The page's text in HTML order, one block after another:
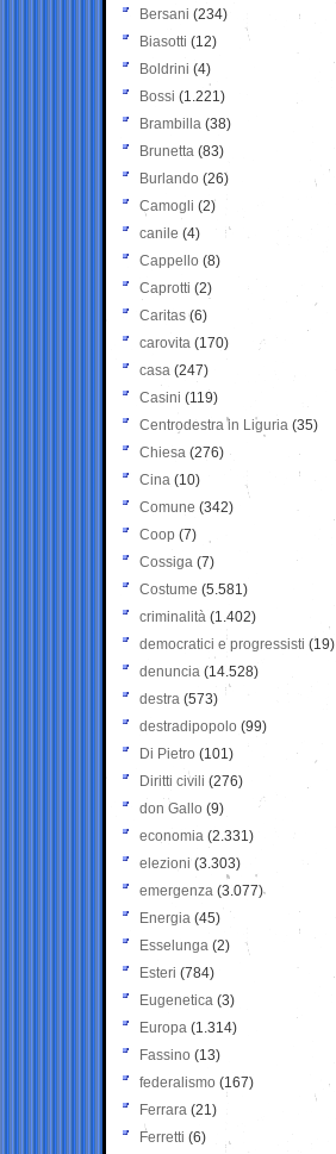
Bersani (234)
Biasotti (12)
Boldrini (4)
Bossi (1.221)
Brambilla (38)
Brunetta (83)
Burlando (26)
Camogli (2)
canile (4)
Cappello (8)
Caprotti (2)
Caritas (6)
carovita (170)
casa (247)
Casini (119)
Centrodestra in Liguria (35)
Chiesa (276)
Cina (10)
Comune (342)
Coop (7)
Cossiga (7)
Costume (5.581)
criminalità (1.402)
democratici e progressisti (19)
denuncia (14.528)
destra (573)
destradipopolo (99)
Di Pietro (101)
Diritti civili (276)
don Gallo (9)
economia (2.331)
elezioni (3.303)
emergenza (3.077)
Energia (45)
Esselunga (2)
Esteri (784)
Eugenetica (3)
Europa (1.314)
Fassino (13)
federalismo (167)
Ferrara (21)
Ferretti (6)